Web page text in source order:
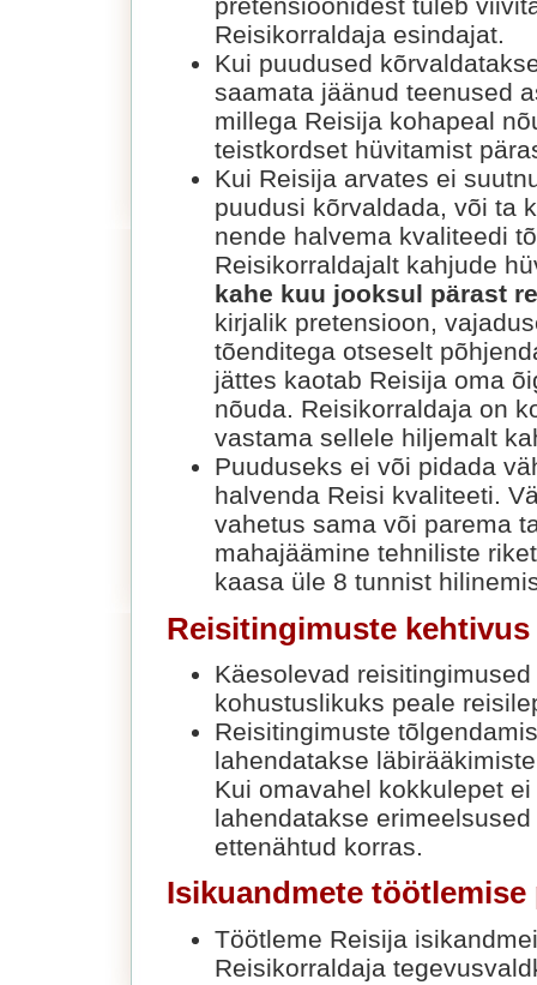
pretensioonidest tuleb
Reisikorraldaja esindajat.
Kui puudused
saamata jäänud teenused
millega Reisija kohapeal
teistkordset hüvitamist
Kui Reisija arvates ei
puudusi kõrvaldada, või ta
nende halvema kvaliteedi
Reisikorraldajalt kahjude
kahe kuu jooksul pärast
kirjalik pretensioon,
tõenditega otseselt
jättes kaotab Reisija oma
nõuda. Reisikorraldaja on
vastama sellele hiljemalt
Puuduseks ei või pidada
halvenda Reisi kvaliteeti.
vahetus sama või parema
mahajäämine tehniliste
kaasa üle 8 tunnist
Reisitingimuste
Käesolevad
kohustuslikuks peale
Reisitingimuste
lahendatakse
Kui omavahel kokkulepet
lahendatakse
ettenähtud korras.
Isikuandmete
Töötleme Reisija
Reisikorraldaja